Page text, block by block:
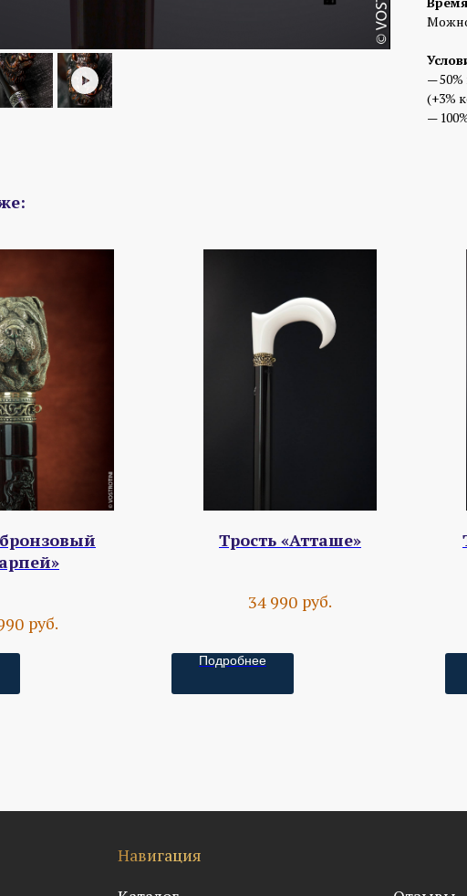
—
(+3%
—
руб.
Трость «Атташе»
34 990 руб.
Подробнее
Навигация